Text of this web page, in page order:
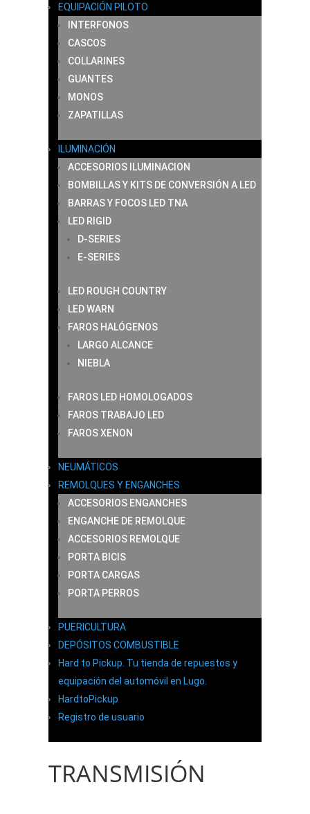
EQUIPACIÓN PILOTO
INTERFONOS
CASCOS
COLLARINES
GUANTES
MONOS
ZAPATILLAS
ILUMINACIÓN
ACCESORIOS ILUMINACION
BOMBILLAS Y KITS DE CONVERSIÓN A LED
BARRAS Y FOCOS LED TNA
LED RIGID
D-SERIES
E-SERIES
LED ROUGH COUNTRY
LED WARN
FAROS HALÓGENOS
LARGO ALCANCE
NIEBLA
FAROS LED HOMOLOGADOS
FAROS TRABAJO LED
FAROS XENON
NEUMÁTICOS
REMOLQUES Y ENGANCHES
ACCESORIOS ENGANCHES
ENGANCHE DE REMOLQUE
ACCESORIOS REMOLQUE
PORTA BICIS
PORTA CARGAS
PORTA PERROS
PUERICULTURA
DEPÓSITOS COMBUSTIBLE
Hard to Pickup. Tu tienda de repuestos y
equipación del automóvil en Lugo.
HardtoPickup
Registro de usuario
TRANSMISIÓN